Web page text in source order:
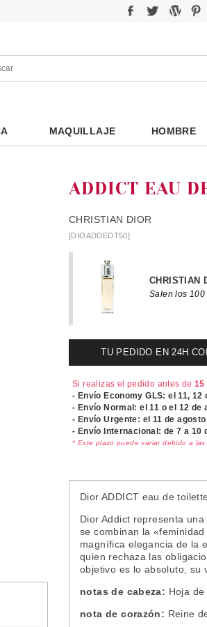
MAQUILLAJE HOMBRE
ADDICT EAU
CHRISTIAN DIOR
[DIOADDEDT50]
CHRISTIAN
Salen los 100
TU PEDIDO EN 24H
Si realizas el pedido antes de15
- Envío Economy GLS: el11, 12
- Envío Normal: el11 o el 12 de
- Envío Urgente: el 11 de
- Envío Internacional: de 7 a 10
* Este plazo puede variar debido a
Dior ADDICT eau de
Dior Addict representa
se combinan la
magnífica elegancia de la
quien rechaza las
objetivo es lo absoluto, su
notas de cabeza: Hoja
nota de corazón: Reine